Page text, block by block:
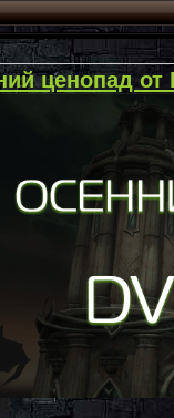
ценопад от